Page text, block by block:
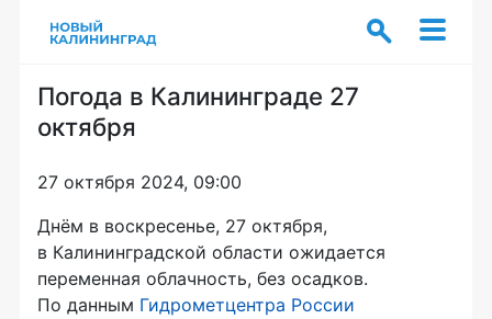
Погода в Калининграде 27
октября
27 октября 2024, 09:00
Днём в воскресенье, 27 октября,
в Калининградской области ожидается
переменная облачность, без осадков.
По данным Гидрометцентра России